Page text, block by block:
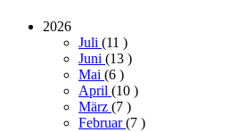
2026
Juli (11 )
Juni (13 )
Mai (6 )
April (10 )
März (7 )
Februar(7 )